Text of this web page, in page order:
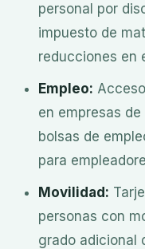
personal por
impuesto de
reducciones en
Empleo:
en empresas
bolsas de
para
Movilidad:
personas con
grado adicional